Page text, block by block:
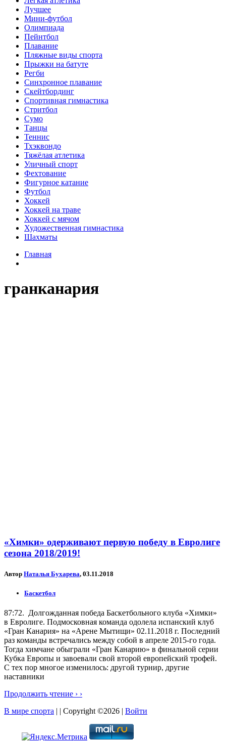
Лучшее
Мини-футбол
Олимпиада
Пейнтбол
Плавание
Пляжные виды спорта
Прыжки на батуте
Регби
Синхронное плавание
Скейтбординг
Спортивная гимнастика
Стритбол
Сумо
Танцы
Теннис
Тхэквондо
Тяжёлая атлетика
Уличный спорт
Фехтование
Фигурное катание
Футбол
Хоккей
Хоккей на траве
Хоккей с мячом
Художественная гимнастика
Шахматы
Главная
гранканария
«Химки» одерживают первую победу в Евролиге
сезона 2018/2019!
Автор Наталья Бухарева, 03.11.2018
Баскетбол
87:72. Долгожданная победа Баскетбольного клуба «Химки»
в Евролиге. Подмосковная команда одолела испанский клуб
«Гран Канария» на «Арене Мытищи» 02.11.2018 г. Последний
раз команды встречались между собой в апреле 2015-го года.
Тогда химчане обыграли «Гран Канарию» в финальной серии
Кубка Европы и завоевали свой второй европейский трофей.
С тех пор многое изменилось: другой турнир, другие
наставники
Продолжить чтение › ›
В мире спорта | | Copyright ©2026 | Войти